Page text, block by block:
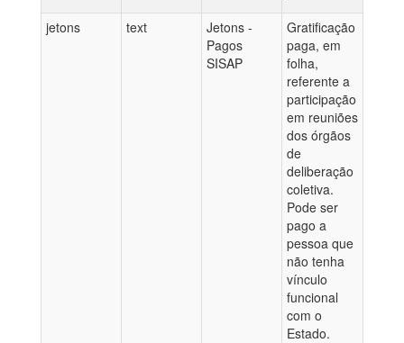
jetons text
Jetons -
Pagos
SISAP
Gratificação
paga, em
folha,
referente a
participação
em reuniões
dos órgãos
de
deliberação
coletiva.
Pode ser
pago a
pessoa que
não tenha
vínculo
funcional
com o
Estado.